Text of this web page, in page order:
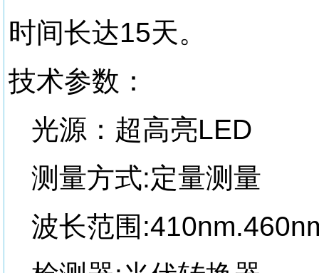
时间长达15天。
技术参数：
光源：超高亮LED
测量方式:定量测量
波长范围